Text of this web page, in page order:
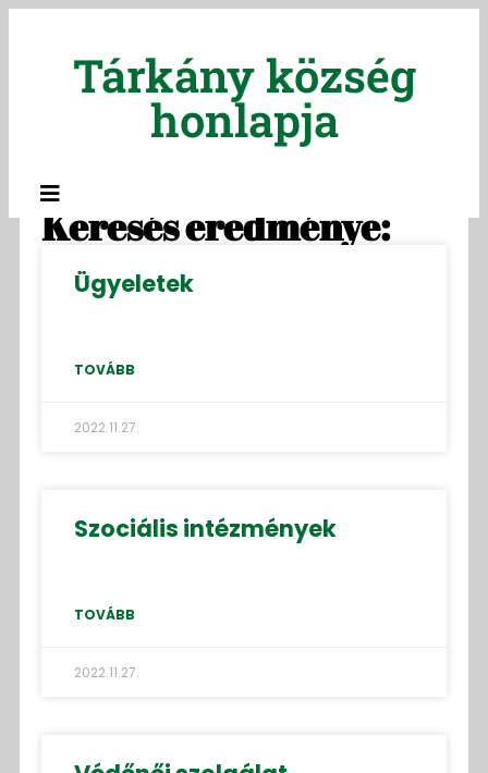
Tárkány község
honlapja
Keresés eredménye:
Ügyeletek
TOVÁBB
2022.11.27.
Szociális intézmények
TOVÁBB
2022.11.27.